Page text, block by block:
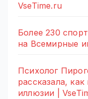
VseTime.ru
Более 230
на Всемирные
Психолог
рассказала,
иллюзии |